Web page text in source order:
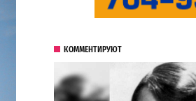
КОММЕНТИРУЮТ